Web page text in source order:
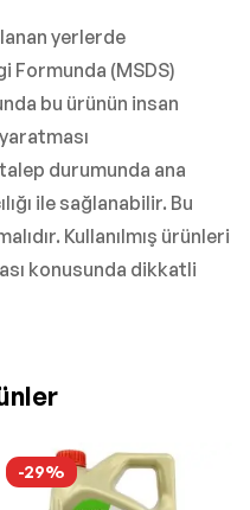
yerlerde
Formunda (MSDS)
bu ürünün insan
durumunda ana
ile sağlanabilir. Bu
Kullanılmış ürünleri
konusunda dikkatli
-29%